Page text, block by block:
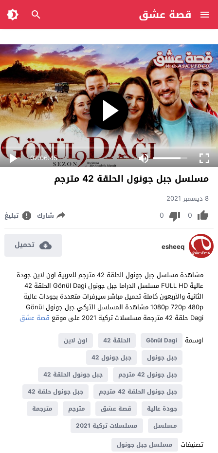
قصة عشق
02:06:45
مسلسل جبل جونول الحلقة 42 مترجم
8 ديسمبر 2021
0
0 شارك تبليغ
esheeq تحميل
مشاهدة مسلسل جبل جونول الحلقة 42 مترجم للعربية اون لاين جودة
عالية FULL HD مسلسل الدراما جبل جونول Gönül Dagi الحلقة 42
الثانية والأربعون كاملة تحميل مباشر سيرفرات متعددة بجودات عالية
1080p 720p 480p مشاهدة المسلسل التركي جبل جونول Gönül
Dagi حلقة 42 مترجمة مسلسلات تركية 2021 على موقع
قصة عشق
اوسمة
Gönül Dagi الحلقة 42
اون لاين
جبل جونول
جبل جونول 42
جبل جونول 42 مترجم
جبل جونول الحلقة 42
جبل جونول الحلقة 42 مترجم
جبل جونول حلقة 42
جودة عالية
قصة عشق مترجم
مترجمة
مسلسل
مسلسلات تركية 2021
تصنيفات مسلسل جبل جونول